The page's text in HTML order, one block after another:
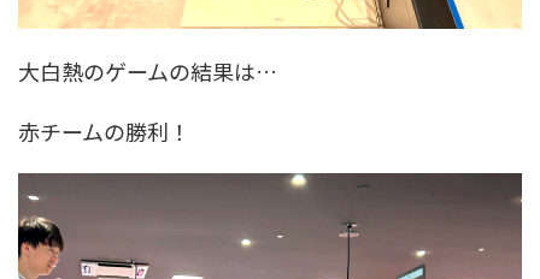
大白熱のゲームの結果は…
赤チームの勝利！